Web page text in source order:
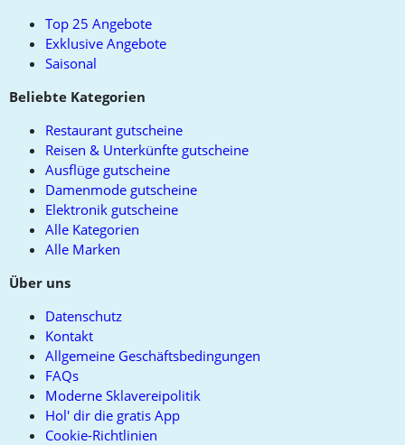
Top 25 Angebote
Exklusive Angebote
Saisonal
Beliebte Kategorien
Restaurant gutscheine
Reisen & Unterkünfte gutscheine
Ausflüge gutscheine
Damenmode gutscheine
Elektronik gutscheine
Alle Kategorien
Alle Marken
Über uns
Datenschutz
Kontakt
Allgemeine Geschäftsbedingungen
FAQs
Moderne Sklavereipolitik
Hol' dir die gratis App
Cookie-Richtlinien